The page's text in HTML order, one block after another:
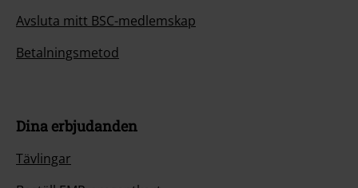
Avsluta mitt BSC-medlemskap
Betalningsmetod
Dina erbjudanden
Tävlingar